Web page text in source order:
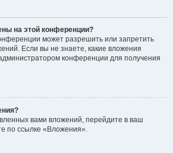
на этой конференции?
может разрешить или запретить
Если вы не знаете, какие вложения
конференции для получения
вами вложений, перейдите в ваш
по ссылке «Вложения».